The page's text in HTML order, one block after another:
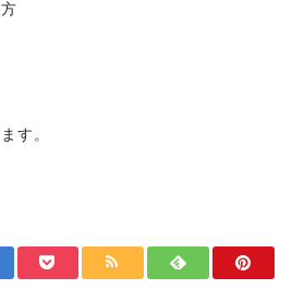
す。